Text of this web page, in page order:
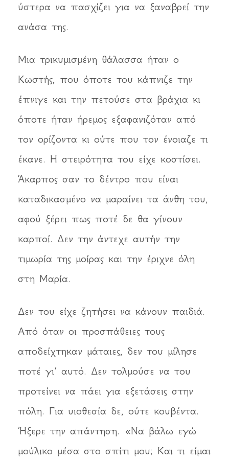
ύστερα να πασχίζει για να ξαναβρεί την
ανάσα της.
Μια τρικυμισμένη θάλασσα ήταν ο
Κωστής, που όποτε του κάπνιζε την
έπνιγε και την πετούσε στα βράχια κι
όποτε ήταν ήρεμος εξαφανιζόταν από
τον ορίζοντα κι ούτε που τον ένοιαζε τι
έκανε. Η στειρότητα του είχε κοστίσει.
Άκαρπος σαν το δέντρο που είναι
καταδικασμένο να μαραίνει τα άνθη του,
αφού ξέρει πως ποτέ δε θα γίνουν
καρποί. Δεν την άντεχε αυτήν την
τιμωρία της μοίρας και την έριχνε όλη
στη Μαρία.
Δεν του είχε ζητήσει να κάνουν παιδιά.
Από όταν οι προσπάθειες τους
αποδείχτηκαν μάταιες, δεν του μίλησε
ποτέ γι’ αυτό. Δεν τολμούσε να του
προτείνει να πάει για εξετάσεις στην
πόλη. Για υιοθεσία δε, ούτε κουβέντα.
Ήξερε την απάντηση. «Να βάλω εγώ
μούλικο μέσα στο σπίτι μου; Και τι είμαι